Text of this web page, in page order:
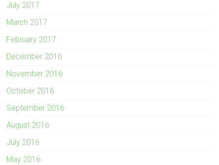
July 2017
March 2017
February 2017
December 2016
November 2016
October 2016
September 2016
August 2016
July 2016
May 2016